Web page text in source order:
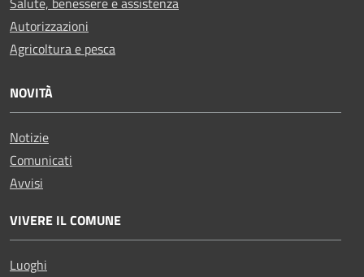
Autorizzazioni
Agricoltura e pesca
NOVITÀ
Notizie
Comunicati
Avvisi
VIVERE IL COMUNE
Luoghi